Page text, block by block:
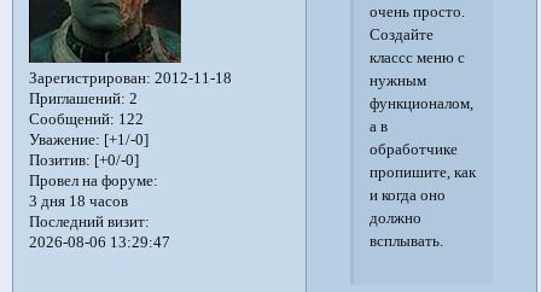
Зарегистрирован: 2012-11-18
Приглашений: 2
Сообщений: 122
Уважение: [+1/-0]
Позитив: [+0/-0]
Провел на форуме:
3 дня 18 часов
Последний визит:
2026-08-06 13:29:47
очень просто.
Создайте
классс меню с
нужным
функционалом,
а в
обработчике
пропишите, как
и когда оно
должно
всплывать.